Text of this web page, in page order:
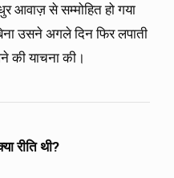
आवाज़ से सम्मोहित हो गया
उसने अगले दिन फिर लपाती
की याचना की।
रीति थी?